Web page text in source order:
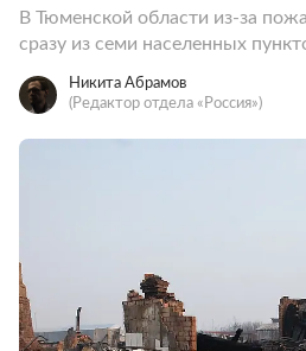
В Тюменской области из-за
сразу из семи населенных
Никита Абрамов
(Редактор отдела «Россия»)